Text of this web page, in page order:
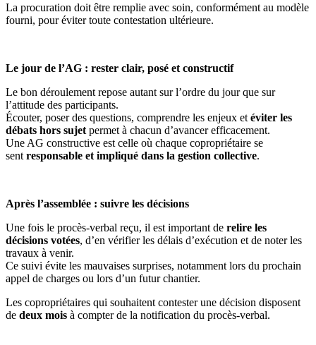
La procuration doit être remplie avec soin, conformément au modèle
fourni, pour éviter toute contestation ultérieure.
Le jour de l’AG : rester clair, posé et constructif
Le bon déroulement repose autant sur l’ordre du jour que sur
l’attitude des participants.
Écouter, poser des questions, comprendre les enjeux et éviter les
débats hors sujet permet à chacun d’avancer efficacement.
Une AG constructive est celle où chaque copropriétaire se
sent responsable et impliqué dans la gestion collective.
Après l’assemblée : suivre les décisions
Une fois le procès-verbal reçu, il est important de relire les
décisions votées, d’en vérifier les délais d’exécution et de noter les
travaux à venir.
Ce suivi évite les mauvaises surprises, notamment lors du prochain
appel de charges ou lors d’un futur chantier.
Les copropriétaires qui souhaitent contester une décision disposent
de deux mois à compter de la notification du procès-verbal.